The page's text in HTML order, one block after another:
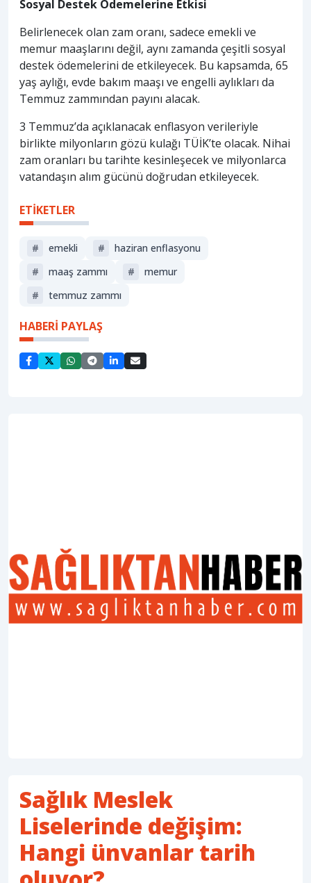
Sosyal Destek Ödemelerine Etkisi
Belirlenecek olan zam oranı, sadece emekli ve
memur maaşlarını değil, aynı zamanda çeşitli sosyal
destek ödemelerini de etkileyecek. Bu kapsamda, 65
yaş aylığı, evde bakım maaşı ve engelli aylıkları da
Temmuz zammından payını alacak.
3 Temmuz’da açıklanacak enflasyon verileriyle
birlikte milyonların gözü kulağı TÜİK’te olacak. Nihai
zam oranları bu tarihte kesinleşecek ve milyonlarca
vatandaşın alım gücünü doğrudan etkileyecek.
ETİKETLER
# emekli #
haziran enflasyonu
#
maaş zammı #
memur
#
temmuz zammı
HABERİ PAYLAŞ
Sağlık Meslek
Liselerinde değişim:
Hangi ünvanlar tarih